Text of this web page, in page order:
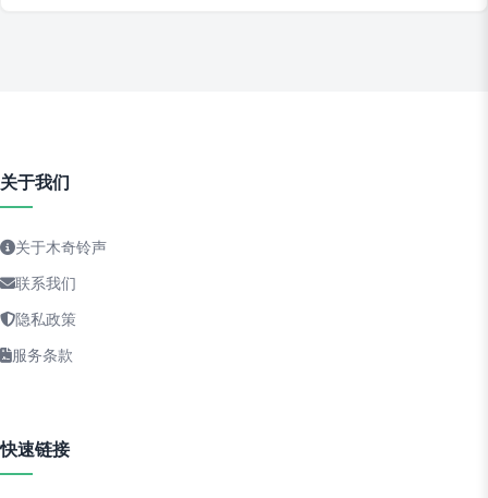
关于我们
关于木奇铃声
联系我们
隐私政策
服务条款
快速链接